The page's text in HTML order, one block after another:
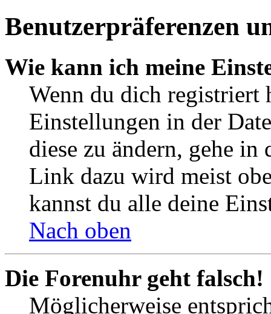
Benutzerpräferenzen
Wie kann ich meine
Wenn du dich registriert
Einstellungen in der
diese zu ändern, gehe in
Link dazu wird meist
kannst du alle deine
Nach oben
Die Forenuhr geht falsch!
Möglicherweise